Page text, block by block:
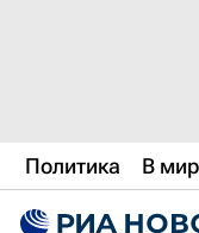
Политика В